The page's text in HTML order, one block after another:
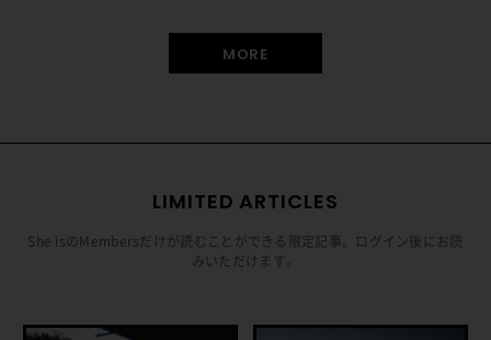
MORE
LIMITED ARTICLES
She isのMembersだけが読むことができる限定記事。ログイン後にお読
みいただけます。